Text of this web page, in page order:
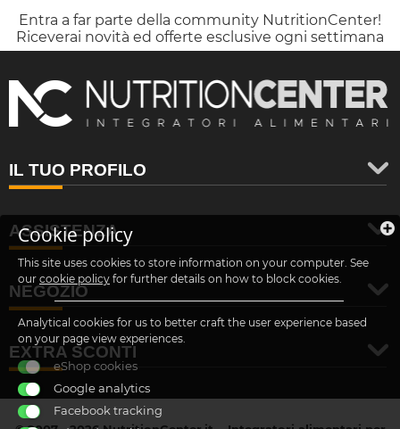
Entra a far parte della community NutritionCenter!
Riceverai novità ed offerte esclusive ogni settimana
IL TUO PROFILO
ASSISTENZA
NEGOZIO
EXTRA SCONTI
Cookie policy
This site uses cookies to store information on your computer. See
our cookie policy for further details on how to block cookies.
Analytical cookies for us to better craft the user experience based
on your page view experiences.
eShop cookies
Google analytics
Facebook tracking